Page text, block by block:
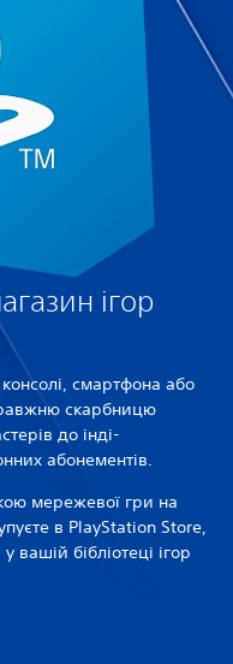
ігор
смартфона або
скарбницю
до інді-
абонементів.
мережевої гри на
в PlayStation Store,
вашій бібліотеці ігор